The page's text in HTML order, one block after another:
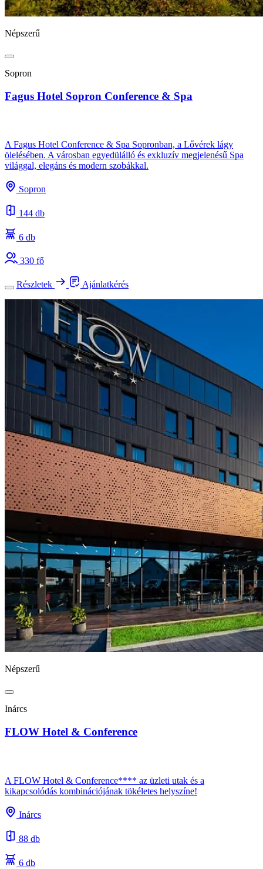
Népszerű
Sopron
Fagus Hotel Sopron Conference & Spa
A Fagus Hotel Conference & Spa Sopronban, a Lővérek lágy
ölelésében. A városban egyedülálló és exkluzív megjelenésű Spa
világgal, elegáns és modern szobákkal.
Sopron
144 db
6 db
330 fő
Részletek Ajánlatkérés
Népszerű
Inárcs
FLOW Hotel & Conference
A FLOW Hotel & Conference**** az üzleti utak és a
kikapcsolódás kombinációjának tökéletes helyszíne!
Inárcs
88 db
6 db